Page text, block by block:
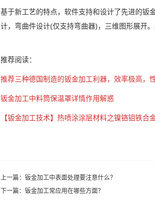
基于新工艺的特点，软件支持和设计了先进的钣
计，弯曲件设计(仅支持弯曲器)，三维图形展开
推荐阅读：
推荐三种德国制造的钣金加工利器，效率极高，
钣金加工中料筒保温罩详情作用解惑
【钣金加工技术】热喷涂涂层材料之镍铬钼铁合
上一篇： 钣金加工中表面处理要注意什么？
下一篇： 钣金加工常应用在哪些方面？